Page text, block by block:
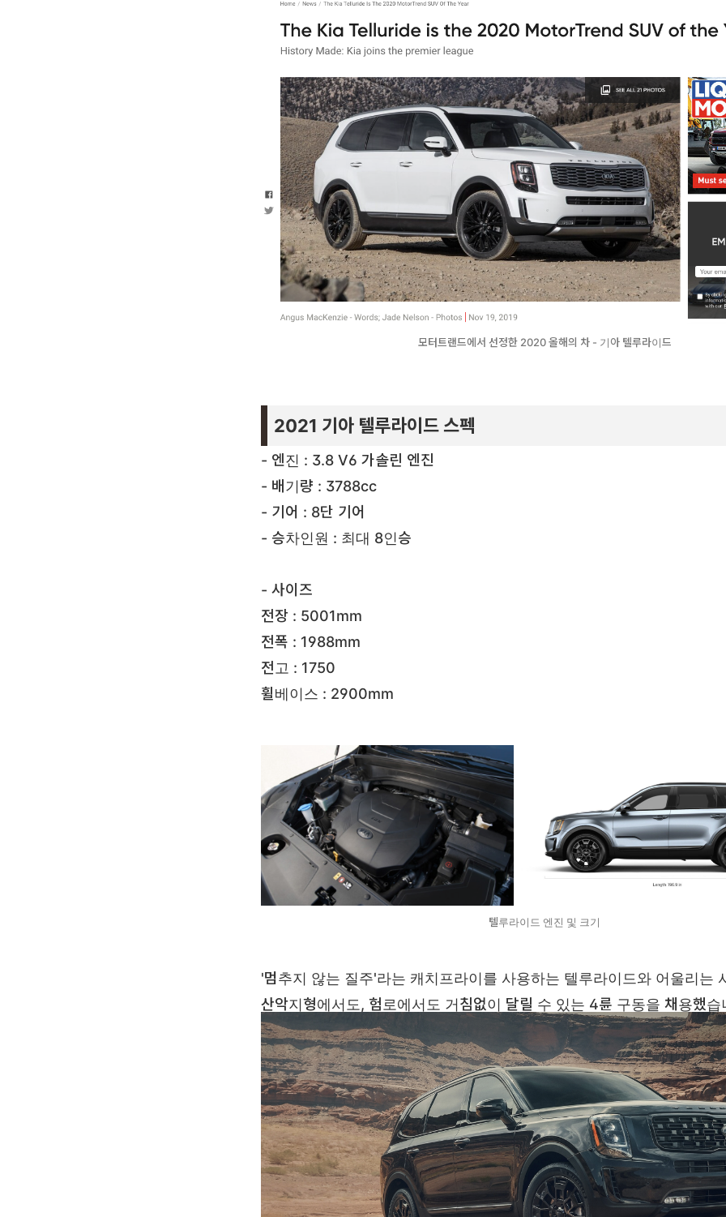
모터트랜드에서 선정한 2020 올해의 차 - 기아 텔루라이드
2021 기아 텔루라이드 스펙
- 엔진 : 3.8 V6 가솔린 엔진
- 배기량 : 3788cc
- 기어 : 8단 기어
- 승차인원 : 최대 8인승
- 사이즈
전장 : 5001mm
전폭 : 1988mm
전고 : 1750
휠베이스 : 2900mm
텔루라이드 엔진 및 크기
'멈추지 않는 질주'라는 캐치프라이를 사용하는 텔루라이드와 어울리는
산악지형에서도, 험로에서도 거침없이 달릴 수 있는 4륜 구동을 채용했습